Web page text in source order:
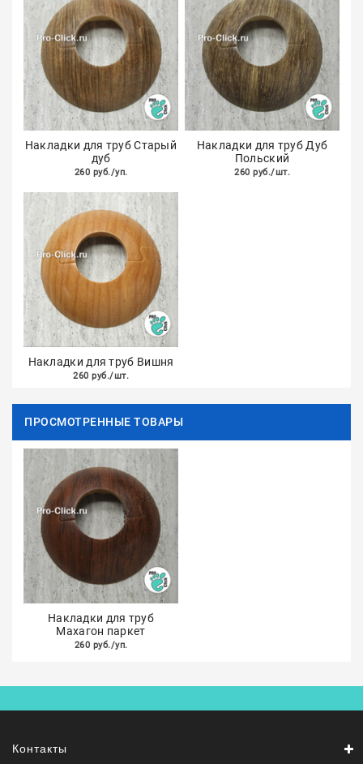
Накладки для труб Старый
дуб
260 руб./уп.
Накладки для труб Дуб
Польский
260 руб./шт.
Накладки для труб Вишня
260 руб./шт.
ПРОСМОТРЕННЫЕ ТОВАРЫ
Накладки для труб
Махагон паркет
260 руб./уп.
Контакты